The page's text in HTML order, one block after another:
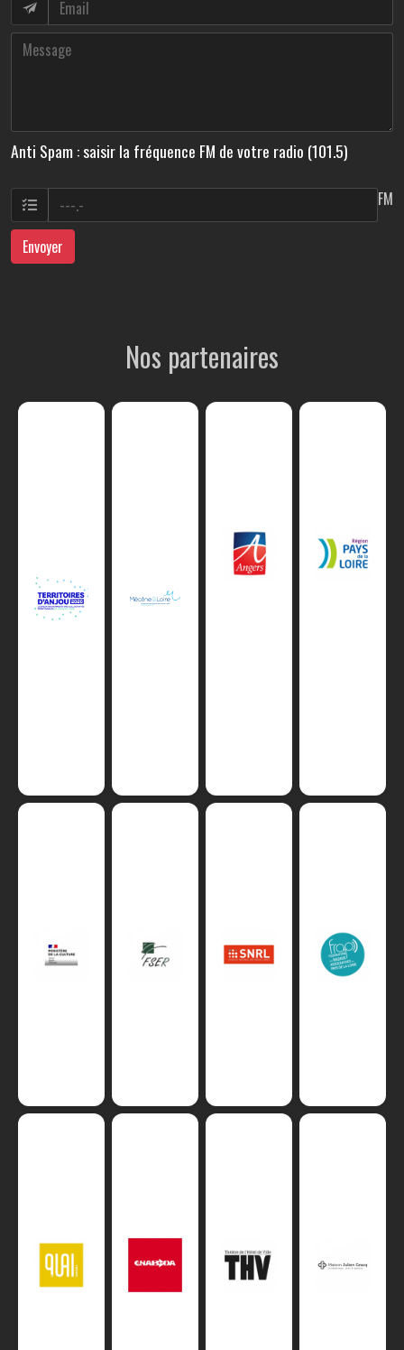
Anti Spam : saisir la fréquence FM de votre radio (101.5)
FM
Envoyer
Nos partenaires